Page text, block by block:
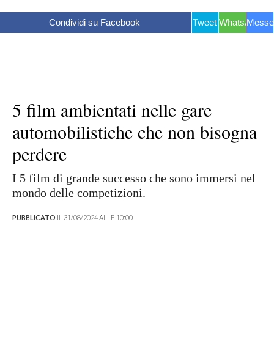
Condividi su Facebook Tweet WhatsApp
5 film ambientati nelle gare
automobilistiche che non bisogna
perdere
I 5 film di grande successo che sono immersi nel
mondo delle competizioni.
PUBBLICATO IL 31/08/2024 ALLE 10:00